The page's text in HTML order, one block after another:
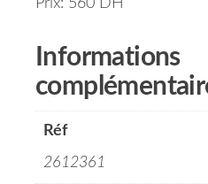
Prix: 560 DH
Informations
Réf
2612361